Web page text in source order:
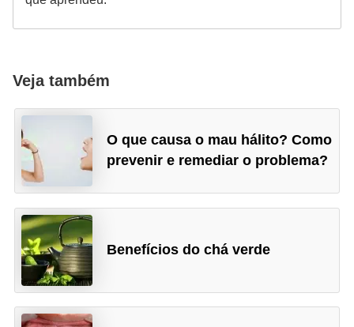
Veja também
O que causa o mau hálito? Como
prevenir e remediar o problema?
Benefícios do chá verde